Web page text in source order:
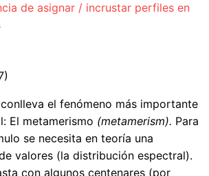
de asignar / incrustar perfiles en
el fenómeno más importante
El metamerismo (metamerism). Para
se necesita en teoría una
valores (la distribución espectral).
con algunos centenares (por